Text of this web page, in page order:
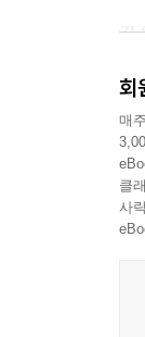
길
고
말
작
애
다
때
회
매
클
사